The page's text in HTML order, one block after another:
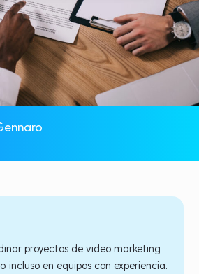
proyectos de video marketing
incluso en equipos con experiencia.